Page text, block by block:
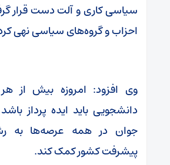
سیاسی کاری و آلت دست قرار
احزاب و گروه‌های سیاسی نهی
وی افزود: امروزه بیش از
دانشجویی باید ایده پرداز
جوان در همه عرصه‌ها به
پیشرفت کشور کمک کند.